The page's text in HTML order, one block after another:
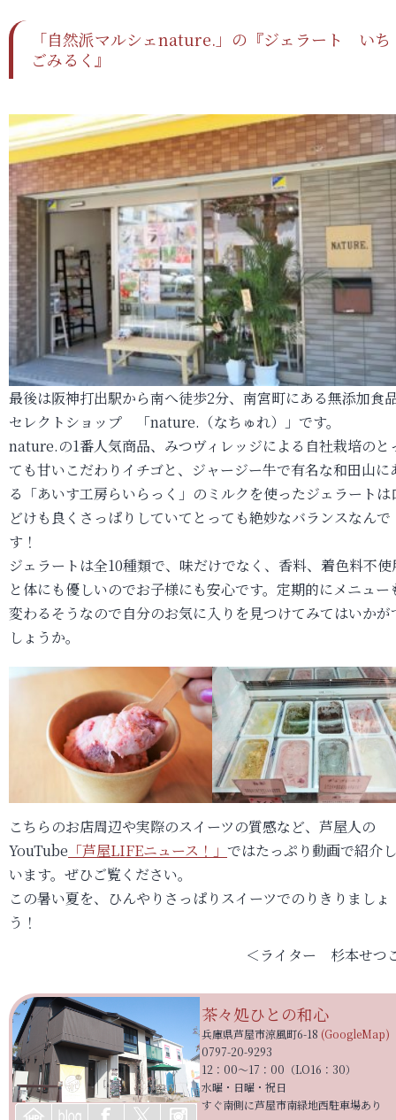
「自然派マルシェnature.」の『ジェラート いち
ごみるく』
最後は阪神打出駅から南へ徒歩2分、南宮町にある無添加食
セレクトショップ 「nature.（なちゅれ）」です。
nature.の1番人気商品、みつヴィレッジによる自社栽培のと
ても甘いこだわりイチゴと、ジャージー牛で有名な和田山に
る「あいす工房らいらっく」のミルクを使ったジェラートは
どけも良くさっぱりしていてとっても絶妙なバランスなんで
す！
ジェラートは全10種類で、味だけでなく、香料、着色料不使
と体にも優しいのでお子様にも安心です。定期的にメニュー
変わるそうなので自分のお気に入りを見つけてみてはいかが
しょうか。
こちらのお店周辺や実際のスイーツの質感など、芦屋人の
YouTube 「芦屋LIFEニュース！」 ではたっぷり動画で紹介
います。ぜひご覧ください。
この暑い夏を、ひんやりさっぱりスイーツでのりきりましょ
う！
＜ライター 杉本せつ
茶々処ひとの和心
兵庫県芦屋市涼風町6-18 (GoogleMap)
0797-20-9293
12：00～17：00（LO16：30）
水曜・日曜・祝日
すぐ南側に芦屋市南緑地西駐車場あり